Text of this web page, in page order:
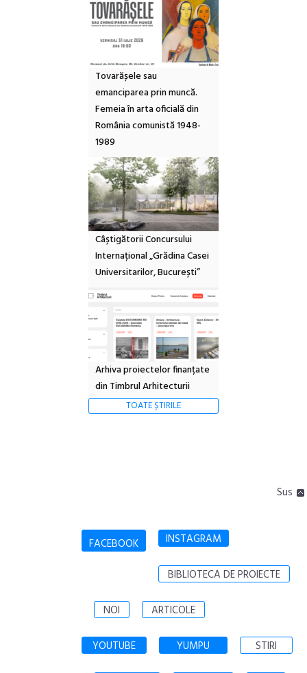
Tovarășele sau
emanciparea prin muncă.
Femeia în arta oficială din
România comunistă 1948-
1989
Câștigătorii Concursului
Internațional „Grădina Casei
Universitarilor, București”
Arhiva proiectelor finanțate
din Timbrul Arhitecturii
TOATE ȘTIRILE
Sus
FACEBOOK INSTAGRAM
BIBLIOTECA DE PROIECTE
NOI ARTICOLE
YOUTUBE YUMPU STIRI